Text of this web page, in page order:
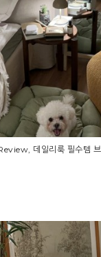
데일리룩 필수템 브